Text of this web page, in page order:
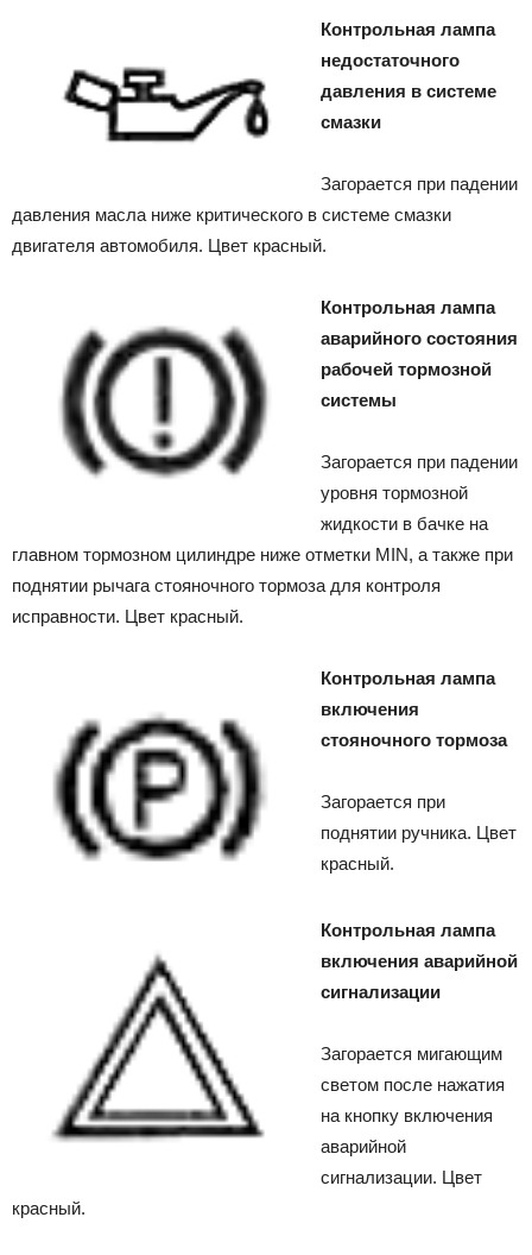
Контрольная лампа
недостаточного
давления в системе
смазки
Загорается при падении
давления масла ниже критического в системе смазки
двигателя автомобиля. Цвет красный.
Контрольная лампа
аварийного состояния
рабочей тормозной
системы
Загорается при падении
уровня тормозной
жидкости в бачке на
главном тормозном цилиндре ниже отметки MIN, а также при
поднятии рычага стояночного тормоза для контроля
исправности. Цвет красный.
Контрольная лампа
включения
стояночного тормоза
Загорается при
поднятии ручника. Цвет
красный.
Контрольная лампа
включения аварийной
сигнализации
Загорается мигающим
светом после нажатия
на кнопку включения
аварийной
сигнализации. Цвет
красный.